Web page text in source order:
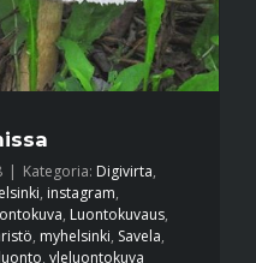
| Kategoria: Digivirta,
, instagram,
, Luontokuvaus,
, myhelsinki, Savela,
, yleluontokuva